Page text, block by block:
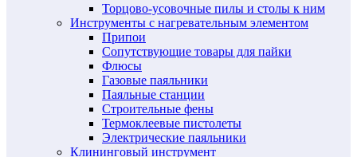
Торцово-усовочные пилы и столы к ним
Инструменты с нагревательным элементом
Припои
Сопутствующие товары для пайки
Флюсы
Газовые паяльники
Паяльные станции
Строительные фены
Термоклеевые пистолеты
Электрические паяльники
Клининговый инструмент